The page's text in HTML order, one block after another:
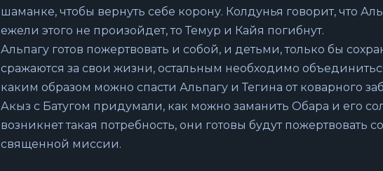
шаманке, чтобы вернуть себе корону. Колдунья говорит, что
ежели этого не произойдет, то Темур и Кайя погибнут.
Альпагу готов пожертвовать и собой, и детьми, только бы
сражаются за свои жизни, остальным необходимо
каким образом можно спасти Альпагу и Тегина от коварного
Акыз с Батугом придумали, как можно заманить Обара и его
возникнет такая потребность, они готовы будут пожертвовать
священной миссии.